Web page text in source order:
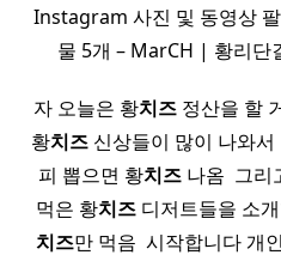
Instagram 사진 및 동영상
물 5개 – MarCH | 황리단
자 오늘은 황치즈 정산을 할
황치즈 신상들이 많이 나와서
피 뽑으면 황치즈 나옴 ​ 그리
먹은 황치즈디저트들을 소
치즈만 먹음 ​ 시작합니다 개